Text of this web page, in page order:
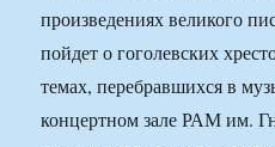
произведениях великого
пойдет о гоголевских
темах, перебравшихся в
концертном зале РАМ им.